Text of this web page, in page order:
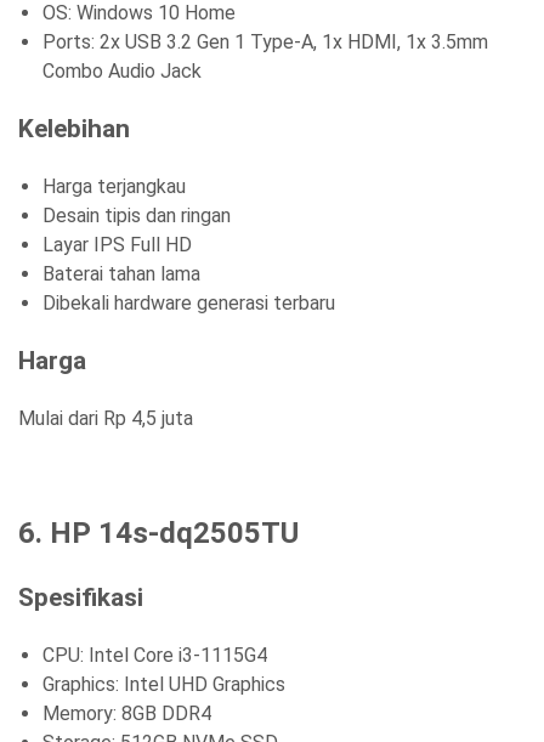
OS: Windows 10 Home
Ports: 2x USB 3.2 Gen 1 Type-A, 1x HDMI, 1x 3.5mm
Combo Audio Jack
Kelebihan
Harga terjangkau
Desain tipis dan ringan
Layar IPS Full HD
Baterai tahan lama
Dibekali hardware generasi terbaru
Harga
Mulai dari Rp 4,5 juta
6. HP 14s-dq2505TU
Spesifikasi
CPU: Intel Core i3-1115G4
Graphics: Intel UHD Graphics
Memory: 8GB DDR4